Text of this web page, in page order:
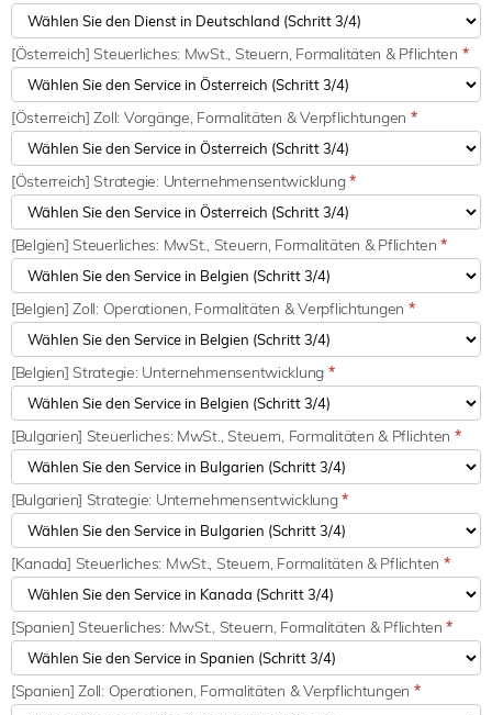
[Österreich] Steuerliches: MwSt., Steuern, Formalitäten & Pflichten *
[Österreich] Zoll: Vorgänge, Formalitäten & Verpflichtungen *
[Österreich] Strategie: Unternehmensentwicklung*
[Belgien] Steuerliches: MwSt., Steuern, Formalitäten & Pflichten*
[Belgien] Zoll: Operationen, Formalitäten & Verpflichtungen *
[Belgien] Strategie: Unternehmensentwicklung *
[Bulgarien] Steuerliches: MwSt., Steuern, Formalitäten & Pflichten *
[Bulgarien] Strategie: Unternehmensentwicklung*
[Kanada] Steuerliches: MwSt., Steuern, Formalitäten & Pflichten *
[Spanien] Steuerliches: MwSt., Steuern, Formalitäten & Pflichten*
[Spanien] Zoll: Operationen, Formalitäten & Verpflichtungen *